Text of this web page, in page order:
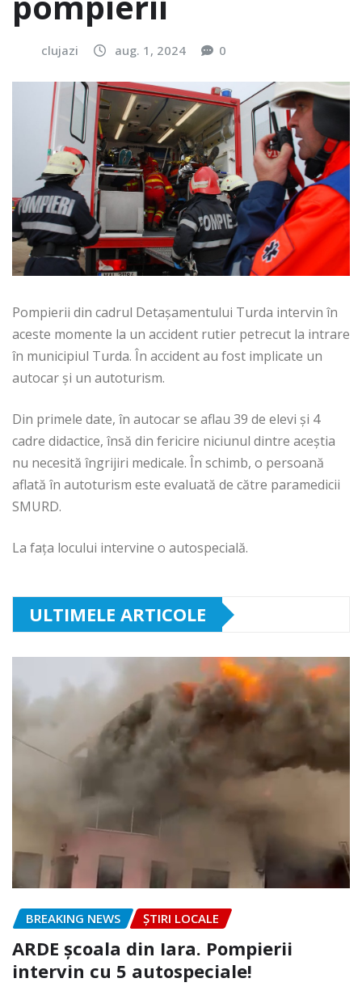
clujazi aug. 1, 2024 0
Pompierii din cadrul Detașamentului Turda intervin în
aceste momente la un accident rutier petrecut la intrare
în municipiul Turda. În accident au fost implicate un
autocar și un autoturism.
Din primele date, în autocar se aflau 39 de elevi și 4
cadre didactice, însă din fericire niciunul dintre aceștia
nu necesită îngrijiri medicale. În schimb, o persoană
aflată în autoturism este evaluată de către paramedicii
SMURD.
La fața locului intervine o autospecială.
ULTIMELE ARTICOLE
BREAKING NEWS ȘTIRI LOCALE
ARDE școala din Iara. Pompierii
intervin cu 5 autospeciale!